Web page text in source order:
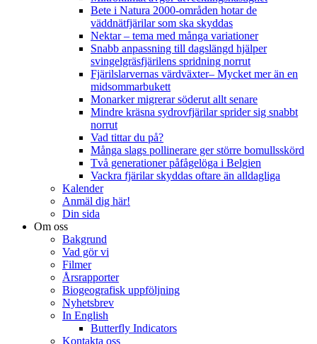
Bete i Natura 2000-områden hotar de
väddnätfjärilar som ska skyddas
Nektar – tema med många variationer
Snabb anpassning till dagslängd hjälper
svingelgräsfjärilens spridning norrut
Fjärilslarvernas värdväxter– Mycket mer än en
midsommarbukett
Monarker migrerar söderut allt senare
Mindre kräsna sydrovfjärilar sprider sig snabbt
norrut
Vad tittar du på?
Många slags pollinerare ger större bomullsskörd
Två generationer påfågelöga i Belgien
Vackra fjärilar skyddas oftare än alldagliga
Kalender
Anmäl dig här!
Din sida
Om oss
Bakgrund
Vad gör vi
Filmer
Årsrapporter
Biogeografisk uppföljning
Nyhetsbrev
In English
Butterfly Indicators
Kontakta oss